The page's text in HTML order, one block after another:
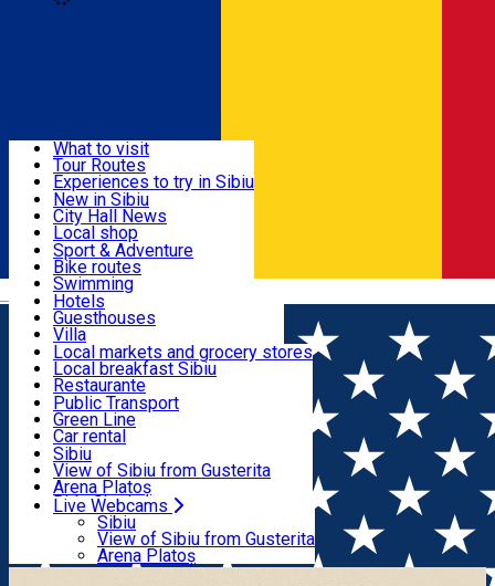
Română
Useful info
Activities & Adventure
Accommodation
Food, Drinks & Nightlife
Transport & Parking
Live Webcams
What to visit
Tour Routes
Experiences to try in Sibiu
Podcast
Culture
Museums
Churches
Parks, Zoo
County of Sibiu
New in Sibiu
City Hall News
Local shop
Sibiu artisans
Sibiul Verde
Public services
Education
How do I get to Sibiu
Tourist Info
Tour Guides
Guided tours
Publicații locale
Beauty salons
Sport & Adventure
Bike routes
Swimming
Riding
Indoor activities
Loc de joacă indoor
Loc de joacă outdoor
Ski
Ice skating
Yoga
Hotels
Guesthouses
Villa
Hostels
Motel
Camping
Renting rooms
Rooms for rent
Accommodation outside Sibiu
Local markets and grocery stores
Local breakfast Sibiu
Restaurante
Pizza
Fast Food
Coffee
Sweets
Pub, Bar
Night clubs
Bakeries
Public Transport
Green Line
Car rental
Rent a bike
Scooter rentals
Taxi
Ride Sharing
Parking tickets
Parking places
Electric vehicle charging points
Sibiu
View of Sibiu from Gusterita
Arena Platoș
Live Webcams
Sibiu
View of Sibiu from Gusterita
Arena Platoș
Home Exhibition
VERNISAJ EXPO Dansul - patrimoniul
intangibil european în mișcare